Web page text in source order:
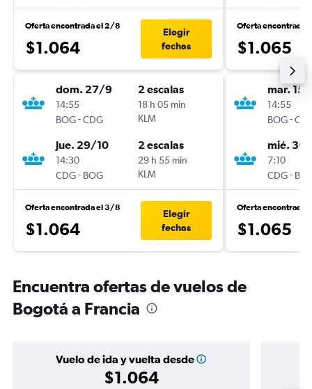
Oferta encontrada el 2/8
$1.064
Elegir
fechas
dom. 27/9
14:55
BOG-CDG
2 escalas
18 h 05 min
KLM
jue. 29/10
14:30
CDG- BOG
2 escalas
29 h 55 min
KLM
Oferta encontrada el 3/8
$1.064
Elegir
fechas
Oferta encontrada
$1.065
mar.
14:55
BOG-
mié.
7:10
CDG-
Oferta encontrada
$1.065
Encuentra ofertas de vuelos de
Bogotá a Francia
Vuelo de ida y vuelta desde
$1.064